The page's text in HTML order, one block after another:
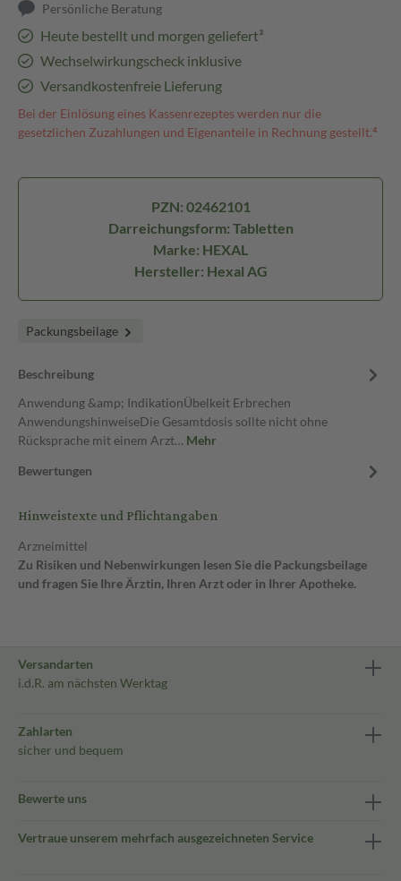
Persönliche Beratung
Heute bestellt und morgen geliefert³
Wechselwirkungscheck inklusive
Versandkostenfreie Lieferung
Bei der Einlösung eines Kassenrezeptes werden nur die
gesetzlichen Zuzahlungen und Eigenanteile in Rechnung gestellt.⁴
PZN: 02462101
Darreichungsform: Tabletten
Marke: HEXAL
Hersteller: Hexal AG
Packungsbeilage
Beschreibung
Anwendung &amp; IndikationÜbelkeit Erbrechen
AnwendungshinweiseDie Gesamtdosis sollte nicht ohne
Rücksprache mit einem Arzt… Mehr
Bewertungen
Hinweistexte und Pflichtangaben
Arzneimittel
Zu Risiken und Nebenwirkungen lesen Sie die Packungsbeilage
und fragen Sie Ihre Ärztin, Ihren Arzt oder in Ihrer Apotheke.
Versandarten
i.d.R. am nächsten Werktag
Zahlarten
sicher und bequem
Bewerte uns
Vertraue unserem mehrfach ausgezeichneten Service